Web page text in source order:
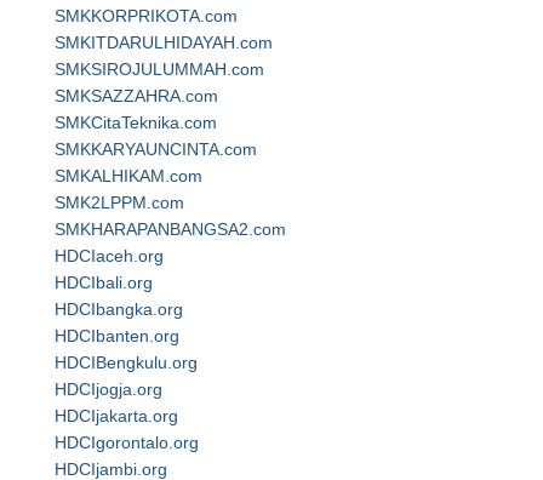
SMKKORPRIKOTA.com
SMKITDARULHIDAYAH.com
SMKSIROJULUMMAH.com
SMKSAZZAHRA.com
SMKCitaTeknika.com
SMKKARYAUNCINTA.com
SMKALHIKAM.com
SMK2LPPM.com
SMKHARAPANBANGSA2.com
HDCIaceh.org
HDCIbali.org
HDCIbangka.org
HDCIbanten.org
HDCIBengkulu.org
HDCIjogja.org
HDCIjakarta.org
HDCIgorontalo.org
HDCIjambi.org